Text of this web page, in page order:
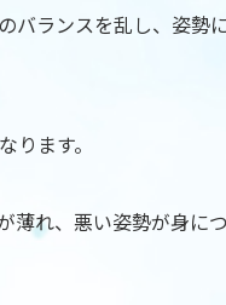
ランスを乱し、姿勢に
ります。
れ、悪い姿勢が身につ